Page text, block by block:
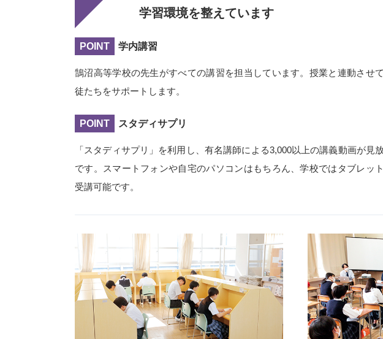
学習環境を整えています
POINT 学内講習
鵠沼高等学校の先生がすべての講習を担当しています。授業と連動させ
徒たちをサポートします。
POINT スタディサプリ
「スタディサプリ」を利用し、有名講師による3,000以上の講義動画が見
です。スマートフォンや自宅のパソコンはもちろん、学校ではタブレッ
受講可能です。